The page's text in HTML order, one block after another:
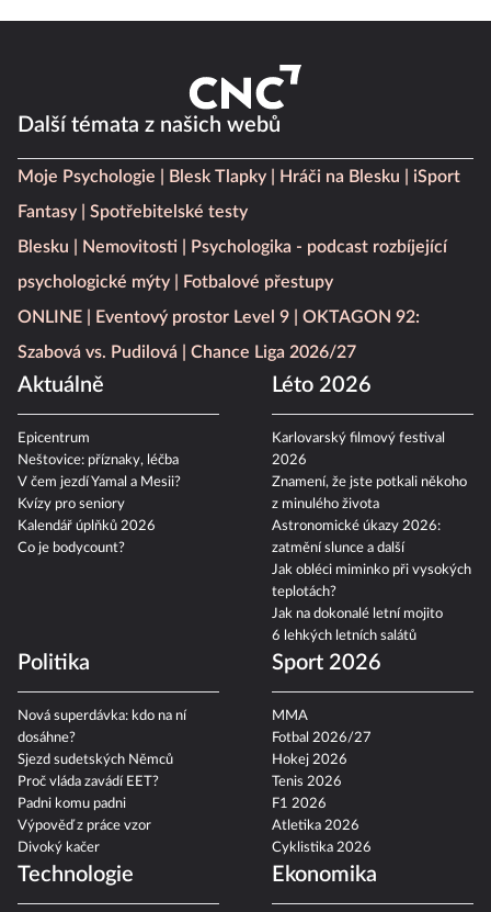
Další témata z našich webů
Moje Psychologie Blesk Tlapky Hráči na Blesku
iSport
Fantasy
Spotřebitelské testy
Blesku
Nemovitosti
Psychologika - podcast rozbíjející
psychologické mýty
Fotbalové přestupy
ONLINE
Eventový prostor Level 9
OKTAGON 92:
Szabová vs. Pudilová
Chance Liga 2026/27
Aktuálně
Epicentrum
Neštovice: příznaky, léčba
V čem jezdí Yamal a Mesii?
Kvízy pro seniory
Kalendář úplňků 2026
Co je bodycount?
Léto 2026
Karlovarský filmový festival
2026
Znamení, že jste potkali někoho
z minulého života
Astronomické úkazy 2026:
zatmění slunce a další
Jak obléci miminko při vysokých
teplotách?
Jak na dokonalé letní mojito
6 lehkých letních salátů
Politika
Nová superdávka: kdo na ní
dosáhne?
Sjezd sudetských Němců
Proč vláda zavádí EET?
Padni komu padni
Výpověď z práce vzor
Divoký kačer
Sport 2026
MMA
Fotbal 2026/27
Hokej 2026
Tenis 2026
F1 2026
Atletika 2026
Cyklistika 2026
Technologie Ekonomika